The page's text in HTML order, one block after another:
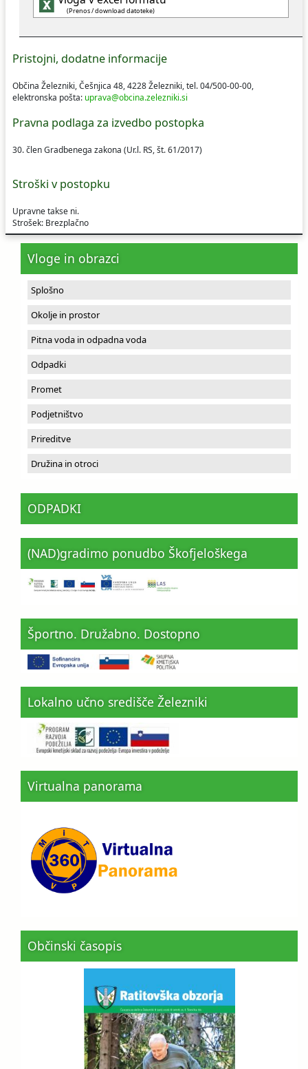
(Prenos / download datoteke)
Pristojni, dodatne informacije
Občina Železniki, Češnjica 48, 4228 Železniki, tel. 04/500-00-00,
elektronska pošta: uprava@obcina.zelezniki.si
Pravna podlaga za izvedbo postopka
30. člen Gradbenega zakona (Ur.l. RS, št. 61/2017)
Stroški v postopku
Upravne takse ni.
Strošek: Brezplačno
Vloge in obrazci
Splošno
Okolje in prostor
Pitna voda in odpadna voda
Odpadki
Promet
Podjetništvo
Prireditve
Družina in otroci
ODPADKI
(NAD)gradimo ponudbo Škofjeloškega
Športno. Družabno. Dostopno
Lokalno učno središče Železniki
Virtualna panorama
Občinski časopis
Ceniki
Fotogalerija
Varstvo osebnih podatkov
Katalog informacij javnega značaja
Proračun občine
Koledar odvoza odpadkov
Varuhov kotiček
Uradni dokumenti in povezave